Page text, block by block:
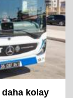
daha kolay